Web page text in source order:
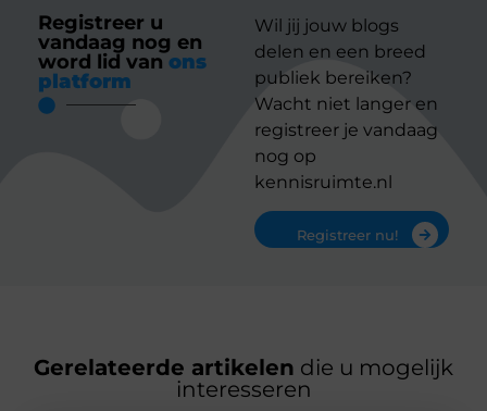
Registreer u
vandaag nog en
word lid van ons
platform
Wil jij jouw blogs
delen en een breed
publiek bereiken?
Wacht niet langer en
registreer je vandaag
nog op
kennisruimte.nl
Registreer nu!
Gerelateerde artikelen die u mogelijk
interesseren